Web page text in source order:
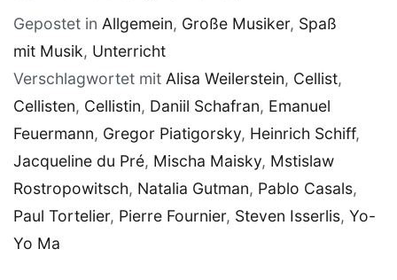
Gepostet in Allgemein, Große Musiker, Spaß
mit Musik, Unterricht
Verschlagwortet mit Alisa Weilerstein, Cellist,
Cellisten, Cellistin, Daniil Schafran, Emanuel
Feuermann, Gregor Piatigorsky, Heinrich Schiff,
Jacqueline du Pré, Mischa Maisky, Mstislaw
Rostropowitsch, Natalia Gutman, Pablo Casals,
Paul Tortelier, Pierre Fournier, Steven Isserlis, Yo-
Yo Ma